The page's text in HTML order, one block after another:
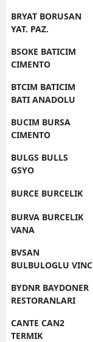
BRYAT BORUSAN
YAT. PAZ.
BSOKE BATICIM
CIMENTO
BTCIM BATICIM
BATI ANADOLU
BUCIM BURSA
CIMENTO
BULGS BULLS
GSYO
BURCE BURCELIK
BURVA BURCELIK
VANA
BVSAN
BULBULOGLU VINC
BYDNR BAYDONER
RESTORANLARI
CANTE CAN2
TERMIK